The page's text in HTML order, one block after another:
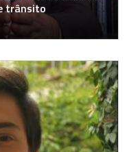
trânsito